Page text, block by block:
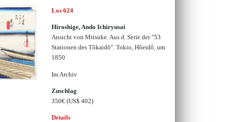
Los 624
Hiroshige, Ando Ichiryusai
Ansicht von Mitsuke. Aus d. Serie der "53
Stationen des Tôkaidô". Tokio, Hôeidô, um
1850
Im Archiv
Zuschlag
350€ (US$ 402)
Details